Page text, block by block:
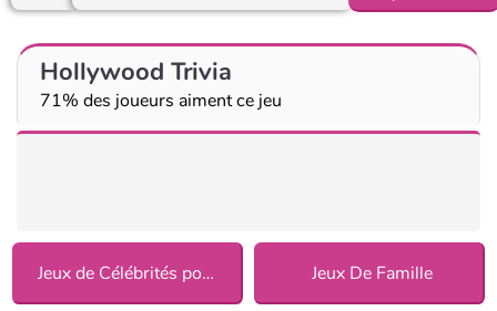
Hollywood Trivia
71% des joueurs aiment ce jeu
Jeux de Célébrités pour Filles Jeux De Famille